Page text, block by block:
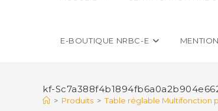
E-BOUTIQUE NRBC-E
kf-
> Produits > Table réglable Multifonction